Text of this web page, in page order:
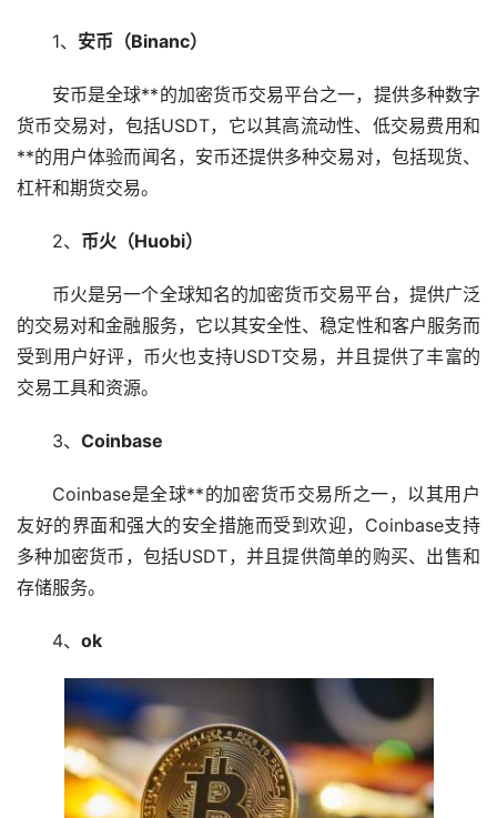
1、 安币（Binanc）
安币是全球**的加密货币交易平台之一，提供多种数字
货币交易对，包括USDT，它以其高流动性、低交易费用和
**的用户体验而闻名，安币还提供多种交易对，包括现货、
杠杆和期货交易。
2、 币火（Huobi）
币火是另一个全球知名的加密货币交易平台，提供广泛
的交易对和金融服务，它以其安全性、稳定性和客户服务而
受到用户好评，币火也支持USDT交易，并且提供了丰富的
交易工具和资源。
3、 Coinbase
Coinbase是全球**的加密货币交易所之一，以其用户
友好的界面和强大的安全措施而受到欢迎，Coinbase支持
多种加密货币，包括USDT，并且提供简单的购买、出售和
存储服务。
4、 ok